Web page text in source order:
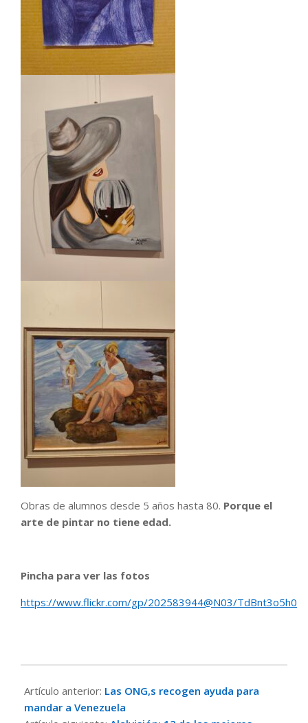
Obras de alumnos desde 5 años hasta 80. Porque el
arte de pintar no tiene edad.
Pincha para ver las fotos
https://www.flickr.com/gp/202583944@N03/TdBnt3o5h0
06-
28
Artículo anterior: Las ONG,s recogen ayuda para
mandar a Venezuela